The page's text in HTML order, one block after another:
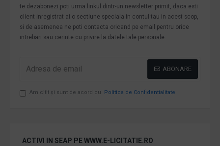
te dezabonezi poti urma linkul dintr-un newsletter primit, daca esti
client inregistrat ai o sectiune speciala in contul tau in acest scop,
si de asemenea ne poti contacta oricand pe email pentru orice
intrebari sau cerinte cu privire la datele tale personale.
ABONARE
Am citit şi sunt de acord cu Politica de Confidentialitate
ACTIVI IN SEAP PE WWW.E-LICITATIE.RO